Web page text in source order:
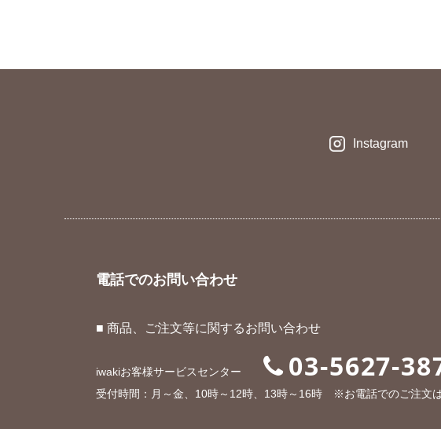
Instagram
電話でのお問い合わせ
■ 商品、ご注文等に関するお問い合わせ
iwakiお客様サービスセンター 03-5627-
受付時間：月～金、10時～12時、13時～16時 ※お電話でのご注文